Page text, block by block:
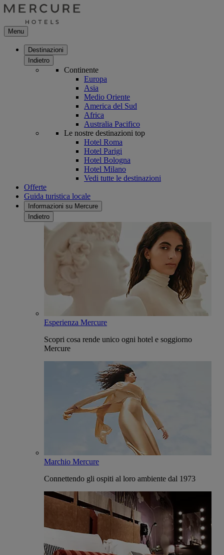
Menu
Destinazioni
Indietro
Continente
Europa
Asia
Medio Oriente
America del Sud
Africa
Australia Pacifico
Le nostre destinazioni top
Hotel Roma
Hotel Parigi
Hotel Bologna
Hotel Milano
Vedi tutte le destinazioni
Offerte
Guida turistica locale
Informazioni su Mercure
Indietro
Esperienza Mercure
Scopri cosa rende unico ogni hotel e soggiorno
Mercure
Marchio Mercure
Connettendo gli ospiti al loro ambiente dal 1973